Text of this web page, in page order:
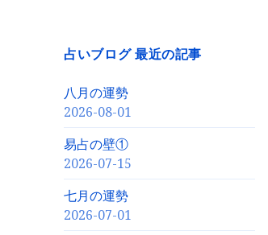
占いブログ 最近の記事
八月の運勢
2026-08-01
易占の壁①
2026-07-15
七月の運勢
2026-07-01